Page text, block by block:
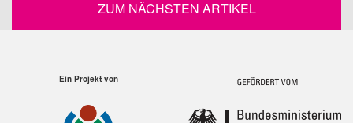
ZUM NÄCHSTEN ARTIKEL
Ein Projekt von